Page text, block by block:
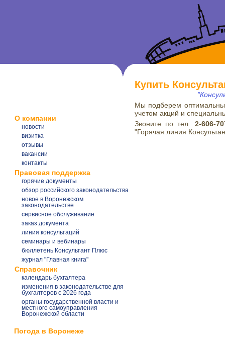
О компании
новости
визитка
отзывы
вакансии
контакты
Правовая поддержка
горячие документы
обзор российского законодательства
новое в Воронежском
законодательстве
сервисное обслуживание
заказ документа
линия консультаций
семинары и вебинары
бюллетень Консультант Плюс
журнал "Главная книга"
Справочник
календарь бухгалтера
изменения в законодательстве для
бухгалтеров с 2026 года
органы государственной власти и
местного самоуправления
Воронежской области
Погода в Воронеже
Купить
Мы подберем
учетом акций и
Звоните по тел. 2-606-
"Горячая линия